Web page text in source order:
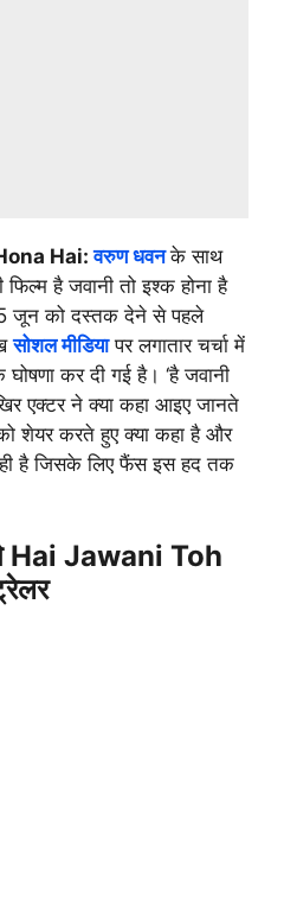
Hai:वरुण धवन के साथ
है जवानी तो इश्क होना है
5 जून को दस्तक देने से पहले
सोशल मीडियापर लगातार चर्चा में
कर दी गई है। ‘है जवानी
एक्टर ने क्या कहा आइए जानते
शेयर करते हुए क्या कहा है और
है जिसके लिए फैंस इस हद तक
Jawani Toh